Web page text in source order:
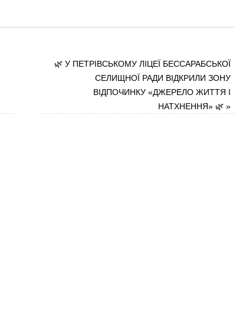
🌿 У ПЕТРІВСЬКОМУ ЛІЦЕЇ БЕССАРАБСЬКОЇ
СЕЛИЩНОЇ РАДИ ВІДКРИЛИ ЗОНУ
ВІДПОЧИНКУ «ДЖЕРЕЛО ЖИТТЯ І
НАТХНЕННЯ» 🌿»